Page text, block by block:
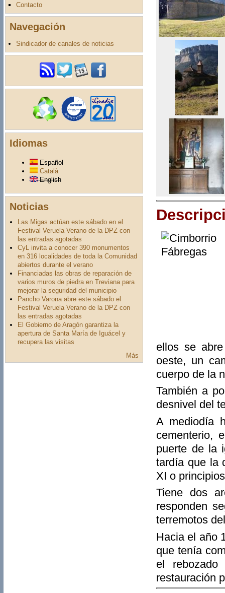
Contacto
Navegación
Sindicador de canales de noticias
Idiomas
Español
Català
English
Noticias
Las Migas actúan este sábado en el
Festival Veruela Verano de la DPZ con
las entradas agotadas
CyL invita a conocer 390 monumentos
en 316 localidades de toda la Comunidad
abiertos durante el verano
Financiadas las obras de reparación de
varios muros de piedra en Treviana para
mejorar la seguridad del municipio
Pancho Varona abre este sábado el
Festival Veruela Verano de la DPZ con
las entradas agotadas
El Gobierno de Aragón garantiza la
apertura de Santa María de Iguácel y
recupera las visitas
Más
ellos se
oeste, un
cuerpo de la
También a
desnivel del
A mediodía
cementerio,
puerte de la
tardía que la
XI o
Tiene dos
responden
terremotos
Hacia el año
que tenía
el
restauración